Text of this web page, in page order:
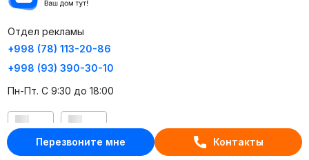
Перезвоните мне Контакты
Отдел рекламы
+998 (78) 113-20-86
+998 (93) 390-30-10
Пн-Пт. С 9:30 до 18:00
RU UZ